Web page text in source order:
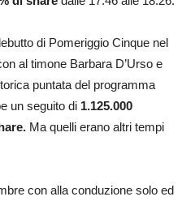
di Pomeriggio Cinque nel
al timone Barbara D’Urso e
puntata del programma
un seguito di 1.125.000
Ma quelli erano altri tempi
con alla conduzione solo ed